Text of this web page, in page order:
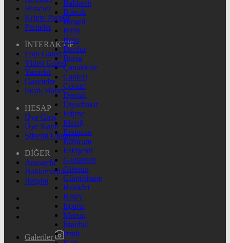
Hisseler
Kripto Paralar
Pariteler
İNTERAKTİF
Foto Galeri
Video Galeri
Yazarlar
Gazeteler
Sıcak Haber
HESAP
Üye Giriş
Üye Kayıt
Şifremi Unuttum
DİĞER
Anasayfa
Hakkımızda
İletişim
Galeriler
Balıkesir
Bilecik
Bingöl
Bitlis
Bolu
Burdur
Bursa
Çanakkale
Çankırı
Çorum
Denizli
Diyarbakır
Edirne
Elazığ
Erzincan
Erzurum
Eskişehir
Gaziantep
Giresun
Gümüşhane
Hakkâri
Hatay
Isparta
Mersin
İstanbul
İzmir